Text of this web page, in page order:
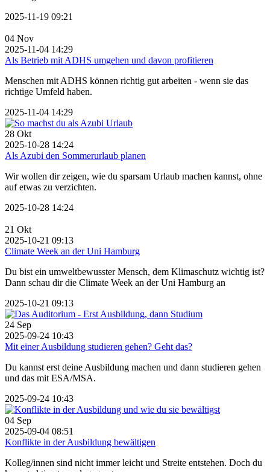
2025-11-19 09:21
04 Nov
2025-11-04 14:29
Als Betrieb mit ADHS umgehen und davon profitieren
Menschen mit ADHS können richtig gut arbeiten - wenn sie das
richtige Umfeld haben.
2025-11-04 14:29
28 Okt
2025-10-28 14:24
Als Azubi den Sommerurlaub planen
Wir wollen dir zeigen, wie du sparsam Urlaub machen kannst, ohne
auf etwas zu verzichten.
2025-10-28 14:24
21 Okt
2025-10-21 09:13
Climate Week an der Uni Hamburg
Du bist ein umweltbewusster Mensch, dem Klimaschutz wichtig ist?
Dann schau dir die Climate Week an der Uni Hamburg an
2025-10-21 09:13
24 Sep
2025-09-24 10:43
Mit einer Ausbildung studieren gehen? Geht das?
Du kannst erst deine Ausbildung machen und dann studieren gehen
und das mit ESA/MSA.
2025-09-24 10:43
04 Sep
2025-09-04 08:51
Konflikte in der Ausbildung bewältigen
Kolleg/innen sind nicht immer leicht und Streite entstehen. Doch du